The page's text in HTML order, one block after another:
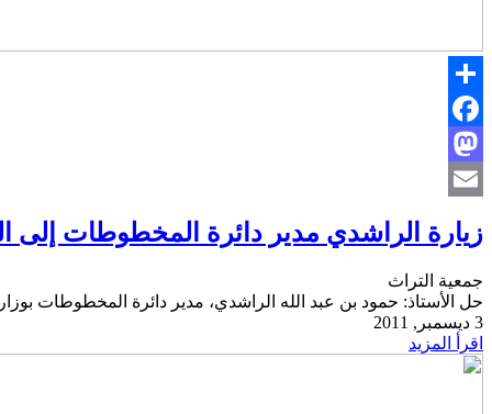
Share
Facebook
Mastodon
زيارة الراشدي مدير دائرة المخطوطات إلى
جمعية التراث
حل الأستاذ: حمود بن عبد الله الراشدي، مدير دائرة المخطوطات بوزارة التراث
3 ديسمبر, 2011
اقرأ المزيد